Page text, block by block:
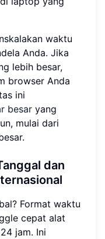
waktu
Anda. Jika
lebih besar,
browser Anda
ini
besar yang
mulai dari
dan
Format waktu
cepat alat
jam. Ini